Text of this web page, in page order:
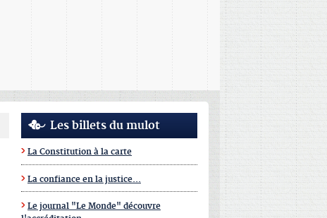
Les billets du mulot
La Constitution à la carte
La confiance en la justice...
Le journal "Le Monde" découvre